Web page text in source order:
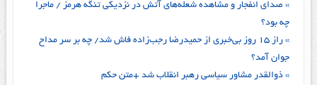
» صدای انفجار و مشاهده شعله‌های آتش در نزدیکی تنگه هرمز / ماجرا
چه بود؟
» راز ۱۵ روز بی‌خبری از حمیدرضا رجب‌زاده فاش شد/ چه بر سر مداح
جوان آمد؟
» ذوالقدر مشاور سیاسی رهبر انقلاب شد +متن حکم